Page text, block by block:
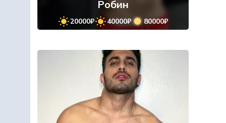
Робин
20000₽ 40000₽ 80000₽